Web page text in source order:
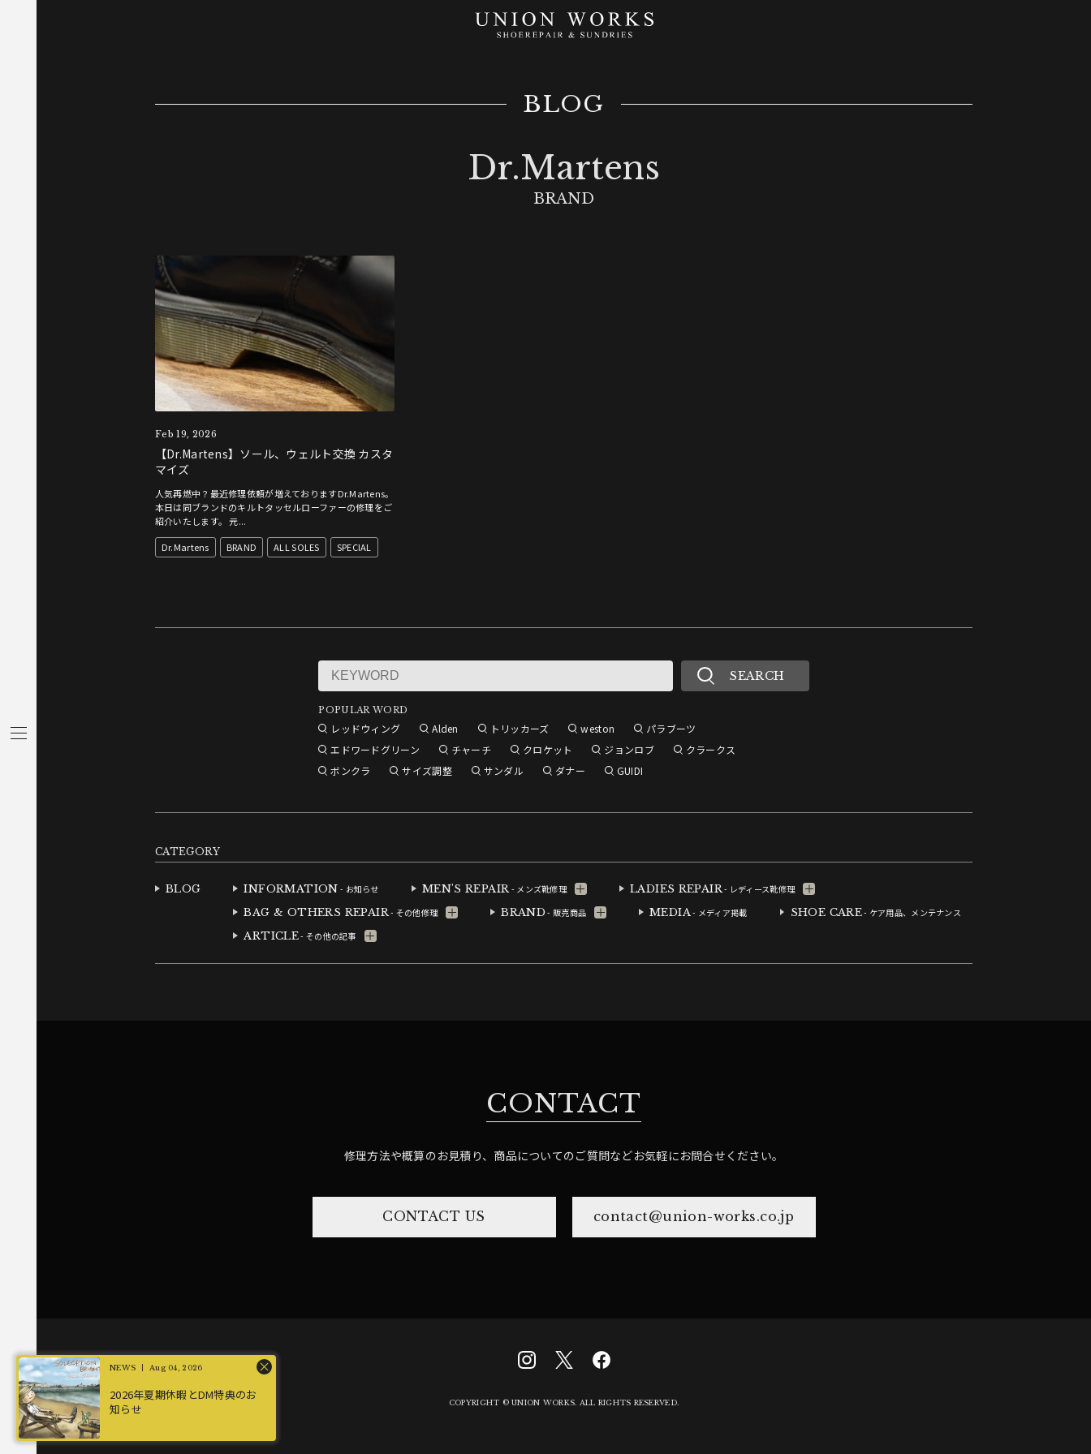
Aug 04, 2026
2026年夏期休暇とDM特典のお
知らせ
BLOG
Dr.Martens
BRAND
Feb 19, 2026
【Dr.Martens】ソール、ウェルト交換 カスタ
マイズ
人気再燃中？最近修理依頼が増えておりますDr.Martens。
本日は同ブランドのキルトタッセルローファーの修理をご
紹介いたします。 元...
Dr.Martens
BRAND ALL SOLES SPECIAL
POPULAR WORD
レッドウィング Alden トリッカーズ weston
パラブーツ
エドワードグリーン
チャーチ クロケット ジョンロブ
クラークス
ボンクラ
サイズ調整 サンダル ダナー GUIDI
CATEGORY
BLOG INFORMATION - お知らせ MEN'S REPAIR- メンズ靴修理 LADIES REPAIR- レディース靴修理
BAG & OTHERS REPAIR- その他修理 BRAND - 販売商品 MEDIA- メディア掲載 SHOE CARE- ケア用品、メンテナンス
ARTICLE- その他の記事
CONTACT
修理方法や概算のお見積り、商品についてのご質問などお気軽にお問合せください。
CONTACT US contact@union-works.co.jp
COPYRIGHT © UNION WORKS. ALL RIGHTS RESERVED.